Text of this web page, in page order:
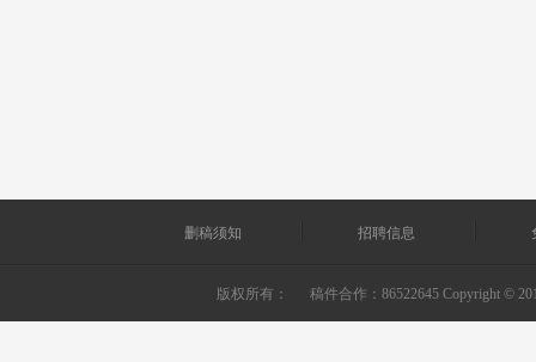
删稿须知 招聘信息
版权所有： 稿件合作：86522645 Copyright ©